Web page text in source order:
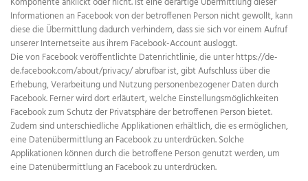
Informationen an Facebook von der betroffenen Person nicht gewollt, kann
diese die Übermittlung dadurch verhindern, dass sie sich vor einem Aufruf
unserer Internetseite aus ihrem Facebook-Account ausloggt.
Die von Facebook veröffentlichte Datenrichtlinie, die unter https://de-
de.facebook.com/about/privacy/ abrufbar ist, gibt Aufschluss über die
Erhebung, Verarbeitung und Nutzung personenbezogener Daten durch
Facebook. Ferner wird dort erläutert, welche Einstellungsmöglichkeiten
Facebook zum Schutz der Privatsphäre der betroffenen Person bietet.
Zudem sind unterschiedliche Applikationen erhältlich, die es ermöglichen,
eine Datenübermittlung an Facebook zu unterdrücken. Solche
Applikationen können durch die betroffene Person genutzt werden, um
eine Datenübermittlung an Facebook zu unterdrücken.